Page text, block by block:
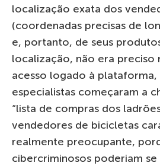
localização exata dos
(coordenadas precisas de
e, portanto, de seus
localização, não era preciso
acesso logado à plataforma,
especialistas começaram a
“lista de compras dos
vendedores de bicicletas
realmente preocupante,
cibercriminosos poderiam